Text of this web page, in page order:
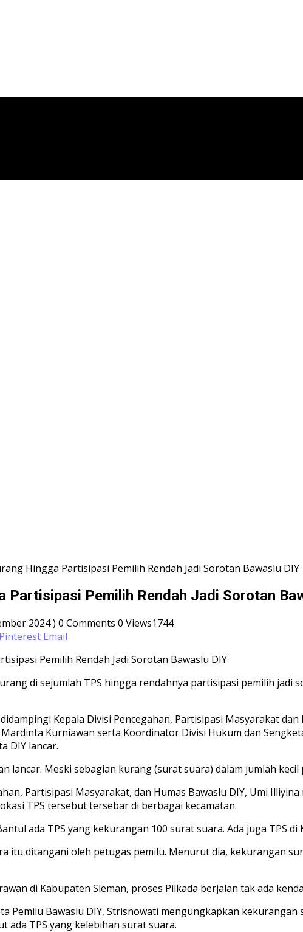
Hingga Partisipasi Pemilih Rendah Jadi Sorotan Bawaslu DIY
Partisipasi Pemilih Rendah Jadi Sorotan
2024 ) 0 Comments 0 Views1744
Pinterest Email
di sejumlah TPS hingga rendahnya partisipasi pemilih jadi
Kepala Divisi Pencegahan, Partisipasi Masyarakat
Kurniawan serta Koordinator Divisi Hukum dan
DIY lancar.
lancar. Meski sebagian kurang (surat suara) dalam jumlah
Partisipasi Masyarakat, dan Humas Bawaslu DIY, Umi
TPS tersebut tersebar di berbagai kecamatan.
ada TPS yang kekurangan 100 surat suara. Ada juga TPS di
itu ditangani oleh petugas pemilu. Menurut dia, kekurangan
di Kabupaten Sleman, proses Pilkada berjalan tak ada
Pemilu Bawaslu DIY, Strisnowati mengungkapkan
ada TPS yang kelebihan surat suara.